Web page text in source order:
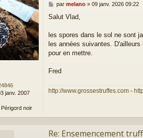
janv. 2007
Périgord noir
M
s
a
par melano» 09 janv. 2026 09:22
Salut Vlad,
les spores dans le sol ne sont
les années suivantes.
pour en mettre.
Fred
http://www.grossestruffes.com -
Re: Ensemencement